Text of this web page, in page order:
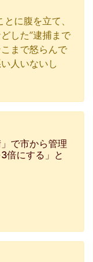
に腹を立て、
した”逮捕まで
まで怒らんで
人いないし
で市から管理
倍にする」と